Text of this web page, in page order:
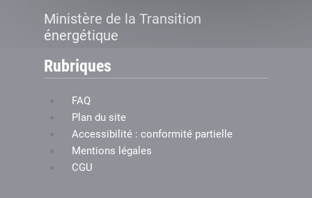
Ministère de la Transition
énergétique
Rubriques
FAQ
Plan du site
Accessibilité : conformité partielle
Mentions légales
CGU